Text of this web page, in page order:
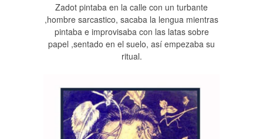
Zadot pintaba en la calle con un turbante
,hombre sarcastico, sacaba la lengua mientras
pintaba e improvisaba con las latas sobre
papel ,sentado en el suelo, así empezaba su
ritual.